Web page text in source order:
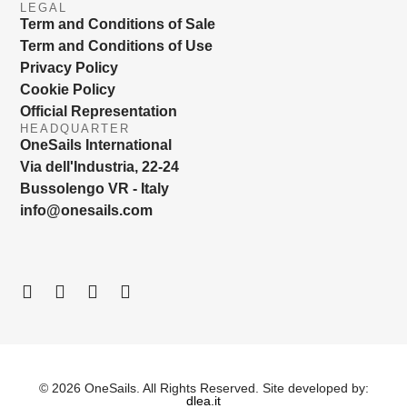
LEGAL
Term and Conditions of Sale
Term and Conditions of Use
Privacy Policy
Cookie Policy
Official Representation
HEADQUARTER
OneSails International
Via dell'Industria, 22-24
Bussolengo VR - Italy
info@onesails.com
© 2026 OneSails. All Rights Reserved. Site developed by:
dlea.it